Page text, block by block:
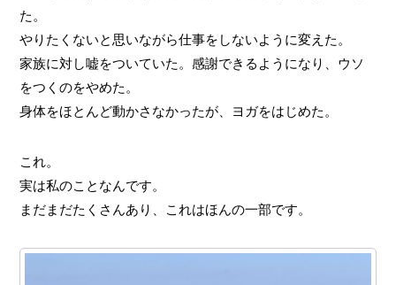
た。
やりたくないと思いながら仕事をしないように変えた。
家族に対し嘘をついていた。感謝できるようになり、ウソ
をつくのをやめた。
身体をほとんど動かさなかったが、ヨガをはじめた。
これ。
実は私のことなんです。
まだまだたくさんあり、これはほんの一部です。